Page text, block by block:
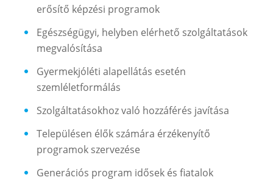
erősítő képzési programok
Egészségügyi, helyben elérhető szolgáltatások
megvalósítása
Gyermekjóléti alapellátás esetén
szemléletformálás
Szolgáltatásokhoz való hozzáférés javítása
Településen élők számára érzékenyítő
programok szervezése
Generációs program idősek és fiatalok